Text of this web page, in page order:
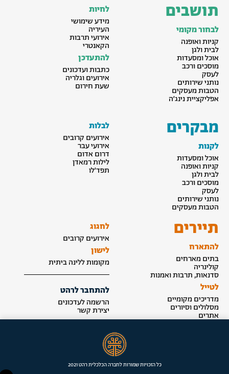
תושבים
לבחור מקומי
קניות ואופנה
לבית ולגן
אוכל ומסעדות
מוסכים ורכב
לעסק
נותני שירותים
הטבות מעסקים
אפליקציית נינג׳ה
לחיות
מידע שימושי
העיריה
אירועי תרבות
הקאנטרי
להתעדכן
כתבות ועדכונים
אירועים וגלריה
שעת חירום
מבקרים
לקנות
אוכל ומסעדות
קניות ואופנה
לבית ולגן
מוסכים ורכב
לעסק
נותני שירותים
הטבות מעסקים
לבלות
אירועים קרובים
אירועי עבר
דרום אדום
לילות רמאדן
תפד׳לו
תיירים
להתארח
בתים מארחים
קולינריה
סדנאות, תרבות ואמנות
לטייל
מדריכים מקומיים
מסלולים וסיורים
אתרים
לחגוג
אירועים קרובים
לישון
מקומות ללינה ביתית
להתחבר לרהט
הרשמה לעדכונים
יצירת קשר
כל הזכויות שמורות לחברה הכלכלית רהט 2021